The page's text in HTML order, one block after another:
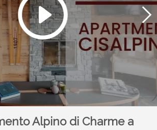
Alpino di Charme a